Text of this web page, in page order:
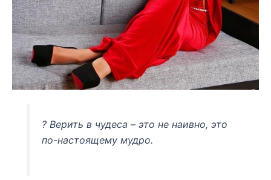
? Верить в чудеса – это не наивно, это
по-настоящему мудро.